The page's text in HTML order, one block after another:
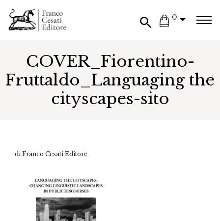
0
COVER_Fiorentino-
Fruttaldo_Languaging the
cityscapes-sito
di Franco Cesati Editore